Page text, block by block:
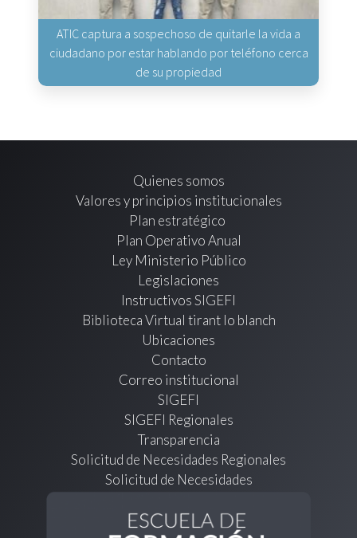
ATIC captura a sospechoso de quitarle la vida a
ciudadano por estar hablando por teléfono cerca
de su propiedad
Quienes somos
Valores y principios institucionales
Plan estratégico
Plan Operativo Anual
Ley Ministerio Público
Legislaciones
Instructivos SIGEFI
Biblioteca Virtual tirant lo blanch
Ubicaciones
Contacto
Correo institucional
SIGEFI
SIGEFI Regionales
Transparencia
Solicitud de Necesidades Regionales
Solicitud de Necesidades